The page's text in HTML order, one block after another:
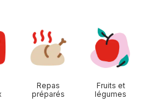
Repas
préparés
Fruits et
légumes